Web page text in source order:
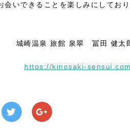
いできることを楽しみにしており
城崎温泉 旅館 泉翠 冨田 健太
https://kinosaki-